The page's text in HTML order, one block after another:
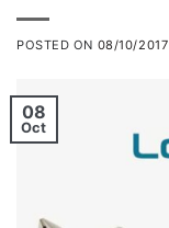
POSTED ON 08/10/2017
08
Oct